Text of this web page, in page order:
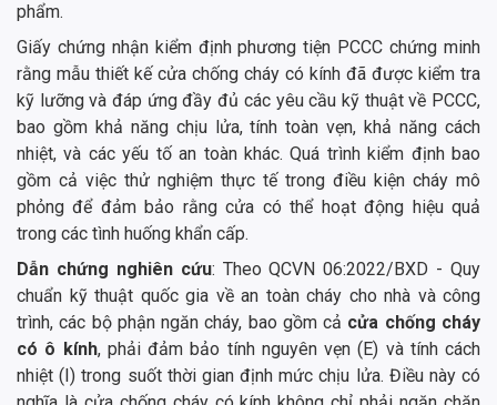
phẩm.
Giấy chứng nhận kiểm định phương tiện PCCC chứng minh
rằng mẫu thiết kế cửa chống cháy có kính đã được kiểm tra
kỹ lưỡng và đáp ứng đầy đủ các yêu cầu kỹ thuật về PCCC,
bao gồm khả năng chịu lửa, tính toàn vẹn, khả năng cách
nhiệt, và các yếu tố an toàn khác. Quá trình kiểm định bao
gồm cả việc thử nghiệm thực tế trong điều kiện cháy mô
phỏng để đảm bảo rằng cửa có thể hoạt động hiệu quả
trong các tình huống khẩn cấp.
Dẫn chứng nghiên cứu: Theo QCVN 06:2022/BXD - Quy
chuẩn kỹ thuật quốc gia về an toàn cháy cho nhà và công
trình, các bộ phận ngăn cháy, bao gồm cả cửa chống cháy
có ô kính, phải đảm bảo tính nguyên vẹn (E) và tính cách
nhiệt (I) trong suốt thời gian định mức chịu lửa. Điều này có